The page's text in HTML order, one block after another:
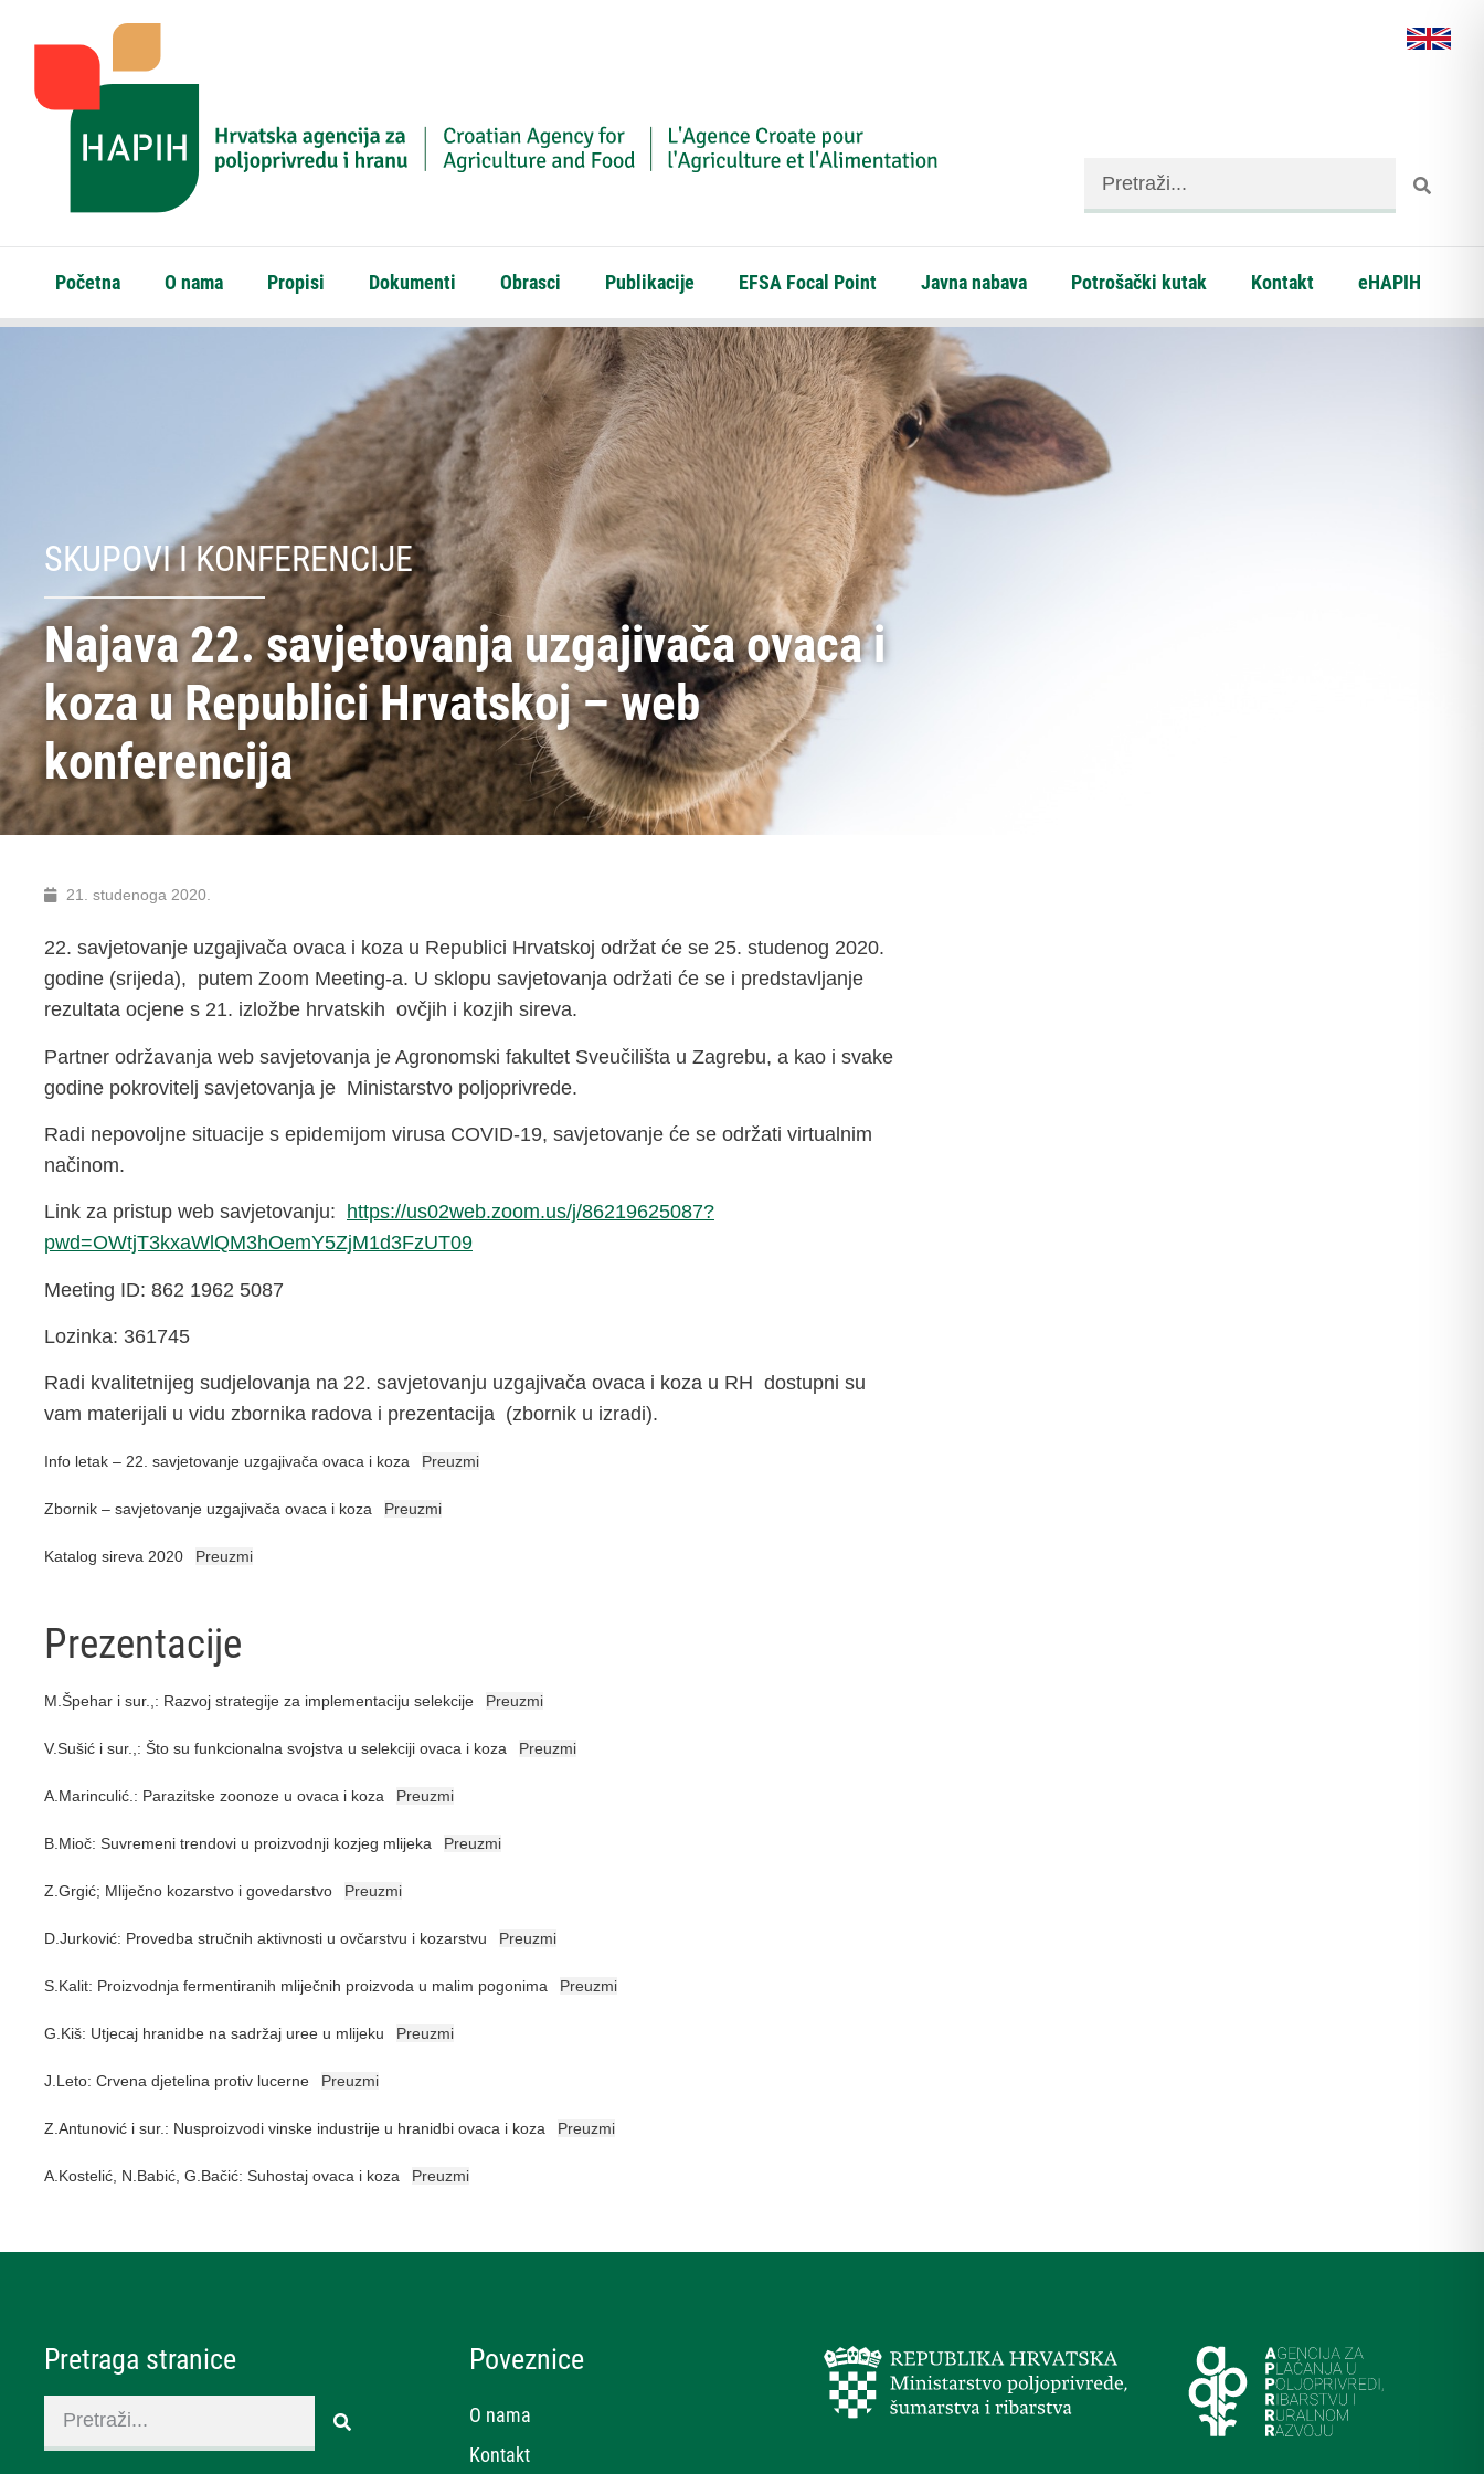
Početna O nama Propisi Dokumenti Obrasci Publikacije EFSA Focal Point Javna nabava Potrošački kutak Kontakt eHAPIH
SKUPOVI I KONFERENCIJE
Najava 22. savjetovanja uzgajivača ovaca i
koza u Republici Hrvatskoj – web
konferencija
21. studenoga 2020.
22. savjetovanje uzgajivača ovaca i koza u Republici Hrvatskoj održat će se 25. studenog 2020.
godine (srijeda), putem Zoom Meeting-a. U sklopu savjetovanja održati će se i predstavljanje
rezultata ocjene s 21. izložbe hrvatskih ovčjih i kozjih sireva.
Partner održavanja web savjetovanja je Agronomski fakultet Sveučilišta u Zagrebu, a kao i svake
godine pokrovitelj savjetovanja je Ministarstvo poljoprivrede.
Radi nepovoljne situacije s epidemijom virusa COVID-19, savjetovanje će se održati virtualnim
načinom.
Link za pristup web savjetovanju: https://us02web.zoom.us/j/86219625087?
pwd=OWtjT3kxaWlQM3hOemY5ZjM1d3FzUT09
Meeting ID: 862 1962 5087
Lozinka: 361745
Radi kvalitetnijeg sudjelovanja na 22. savjetovanju uzgajivača ovaca i koza u RH dostupni su
vam materijali u vidu zbornika radova i prezentacija (zbornik u izradi).
Info letak – 22. savjetovanje uzgajivača ovaca i koza Preuzmi
Zbornik – savjetovanje uzgajivača ovaca i koza Preuzmi
Katalog sireva 2020 Preuzmi
Prezentacije
M.Špehar i sur.,: Razvoj strategije za implementaciju selekcije Preuzmi
V.Sušić i sur.,: Što su funkcionalna svojstva u selekciji ovaca i koza Preuzmi
A.Marinculić.: Parazitske zoonoze u ovaca i koza Preuzmi
B.Mioč: Suvremeni trendovi u proizvodnji kozjeg mlijeka Preuzmi
Z.Grgić; Mliječno kozarstvo i govedarstvo Preuzmi
D.Jurković: Provedba stručnih aktivnosti u ovčarstvu i kozarstvu Preuzmi
S.Kalit: Proizvodnja fermentiranih mliječnih proizvoda u malim pogonima Preuzmi
G.Kiš: Utjecaj hranidbe na sadržaj uree u mlijeku Preuzmi
J.Leto: Crvena djetelina protiv lucerne Preuzmi
Z.Antunović i sur.: Nusproizvodi vinske industrije u hranidbi ovaca i koza Preuzmi
A.Kostelić, N.Babić, G.Bačić: Suhostaj ovaca i koza Preuzmi
Pretraga stranice Poveznice
O nama
Kontakt